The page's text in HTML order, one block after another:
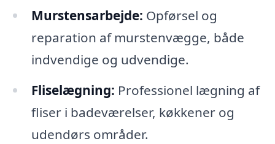
Murstensarbejde: Opførsel og
reparation af murstenvægge, både
indvendige og udvendige.
Fliselægning: Professionel lægning af
fliser i badeværelser, køkkener og
udendørs områder.